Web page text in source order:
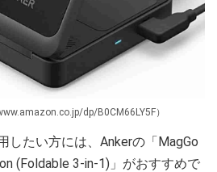
dp/B0CM66LY5F）
したい方には、Ankerの「MagGo
(Foldable 3-in-1)」がおすすめで